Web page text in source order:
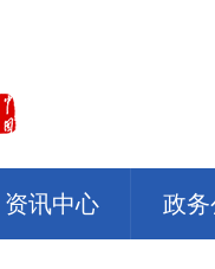
资讯中心 政